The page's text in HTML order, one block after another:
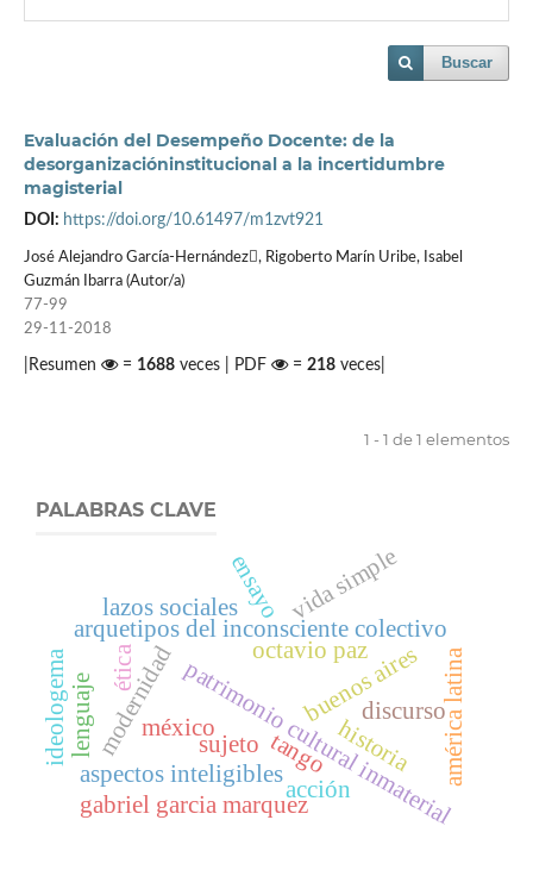
Buscar
Evaluación del Desempeño Docente: de la
desorganizacióninstitucional a la incertidumbre
magisterial
DOI: https://doi.org/10.61497/m1zvt921
José Alejandro García-Hernández, Rigoberto Marín Uribe, Isabel
Guzmán Ibarra (Autor/a)
77-99
29-11-2018
|Resumen = 1688veces | PDF = 218veces|
1 - 1 de 1 elementos
PALABRAS CLAVE
patrimonio cultural inmaterial
tango
aspectos inteligibles
buenos aires
arquetipos del inconsciente colectivo
lazos sociales
modernidad sujeto
lenguaje discursoamérica latina
ideologema
ensayo
octavio paz
gabriel garcia marquez
méxico historia
vida simple
acción
ética